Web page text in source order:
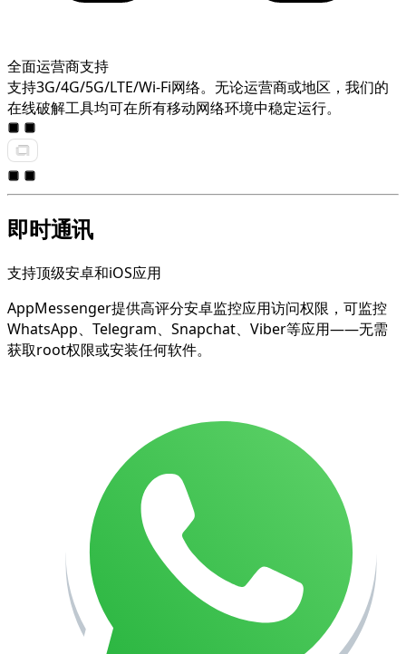
全面运营商支持
支持3G/4G/5G/LTE/Wi-Fi网络。无论运营商或地区，我们的
在线破解工具均可在所有移动网络环境中稳定运行。
即时通讯
支持顶级安卓和iOS应用
AppMessenger提供高评分安卓监控应用访问权限，可监控
WhatsApp、Telegram、Snapchat、Viber等应用——无需
获取root权限或安装任何软件。